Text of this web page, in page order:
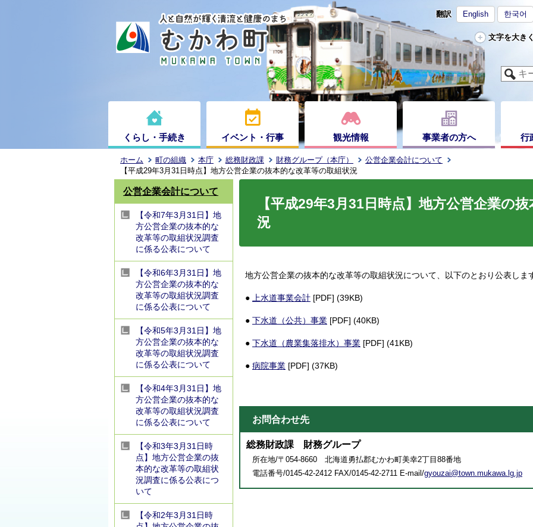
翻訳 English 한국어
文字を大き
くらし・手続き イベント・行事 観光情報 事業者の方へ 行
ホーム 町の組織 本庁 総務財政課 財務グループ（本庁）
公営企業会計について
【平成29年3月31日時点】地方公営企業の抜本的な改革等の取組状況
公営企業会計について
【令和7年3月31日】地
方公営企業の抜本的な
改革等の取組状況調査
に係る公表について
【令和6年3月31日】地
方公営企業の抜本的な
改革等の取組状況調査
に係る公表について
【令和5年3月31日】地
方公営企業の抜本的な
改革等の取組状況調査
に係る公表について
【令和4年3月31日】地
方公営企業の抜本的な
改革等の取組状況調査
に係る公表について
【令和3年3月31日時
点】地方公営企業の抜
本的な改革等の取組状
況調査に係る公表につ
いて
【令和2年3月31日時
【平成29年3月31日時点】地方公営企業の
況
地方公営企業の抜本的な改革等の取組状況について、以下のとおり公表しま
● 上水道事業会計 [PDF] (39KB)
● 下水道（公共）事業 [PDF] (40KB)
● 下水道（農業集落排水）事業 [PDF] (41KB)
● 病院事業 [PDF] (37KB)
お問合わせ先
総務財政課 財務グループ
所在地/〒054-8660 北海道勇払郡むかわ町美幸2丁目88番地
電話番号/0145-42-2412 FAX/0145-42-2711 E-mail/gyouzai@town.mukawa.lg.jp